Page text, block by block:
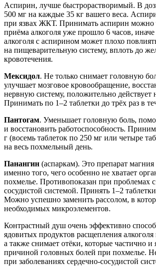
Аспирин, лучше быстрорастворимый. В
500 мг на каждые 35 кг вашего веса.
при язвах ЖКТ. Принимать аспирин можно
приёма алкоголя уже прошло 6 часов,
алкоголя с аспирином может плохо
на пищеварительную систему, вплоть до
кровотечения.
Мексидол. Не только снимает головную
улучшает мозговое кровообращение,
нервную систему, положительно действует
Принимать по 1–2 таблетки до трёх раз в
Пантогам. Уменьшает головную боль,
и восстановить работоспособность.
г (восемь таблеток по 250 мг или четыре
на весь похмельный день.
Панангин (аспаркам). Это препарат магния
именно того, чего особенно не хватает
похмелье. Противопоказан при проблемах
сосудистой системой. Принять 1–2
Можно успешно заменить рассолом, в
необходимых микроэлементов.
Контрастный душ очень эффективно
ядовитых продуктов расщепления алкоголя
а также снимает отёки, которые частично и
причиной головных болей при похмелье.
при заболеваниях сердечно-сосудистой